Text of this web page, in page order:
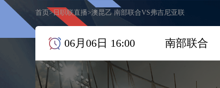
首页 >日职联直播>澳昆乙 南部联合VS弗吉尼亚联
06月06日 16:00 南部联合